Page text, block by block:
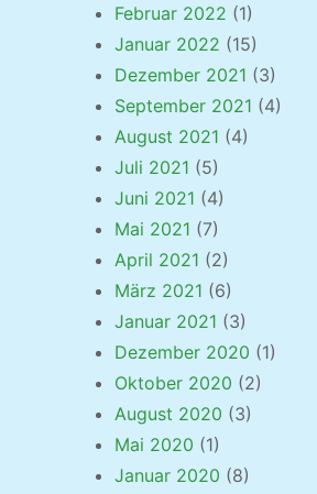
Februar 2022 (1)
Januar 2022 (15)
Dezember 2021 (3)
September 2021 (4)
August 2021 (4)
Juli 2021 (5)
Juni 2021 (4)
Mai 2021 (7)
April 2021 (2)
März 2021 (6)
Januar 2021 (3)
Dezember 2020 (1)
Oktober 2020 (2)
August 2020 (3)
Mai 2020 (1)
Januar 2020 (8)